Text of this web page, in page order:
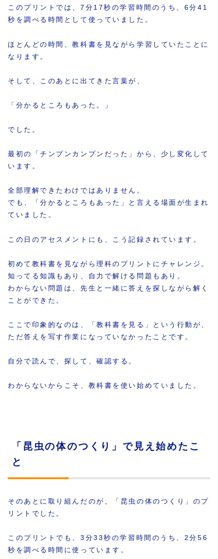
このプリントでは、7分17秒の学習時間のうち、6分41
秒を調べる時間として使っていました。
ほとんどの時間、教科書を見ながら学習していたことに
なります。
そして、このあとに出てきた言葉が、
「分かるところもあった。」
でした。
最初の「チンプンカンプンだった」から、少し変化して
います。
全部理解できたわけではありません。
でも、「分かるところもあった」と言える場面が生まれ
ていました。
この日のアセスメントにも、こう記録されています。
初めて教科書を見ながら理科のプリントにチャレンジ。
知ってる知識もあり、自力で解ける問題もあり。
わからない問題は、先生と一緒に答えを探しながら解く
ことができた。
ここで印象的なのは、「教科書を見る」という行動が、
ただ答えを写す作業になっていなかったことです。
自分で読んで、探して、確認する。
わからないからこそ、教科書を使い始めていました。
「昆虫の体のつくり」で見え始めたこ
と
そのあとに取り組んだのが、「昆虫の体のつくり」のプ
リントでした。
このプリントでも、3分33秒の学習時間のうち、2分56
秒を調べる時間に使っています。